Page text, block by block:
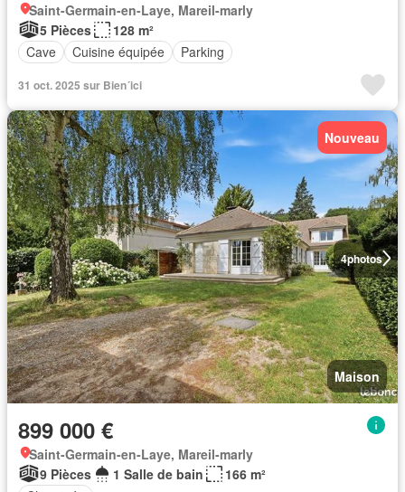
Saint-Germain-en-Laye, Mareil-marly
5 Pièces
128 m²
Cave
Cuisine équipée Parking
31 oct. 2025 sur Bien´ici
4photos
Nouveau
Maison
899 000 €
Saint-Germain-en-Laye, Mareil-marly
9 Pièces
1 Salle de bain
166 m²